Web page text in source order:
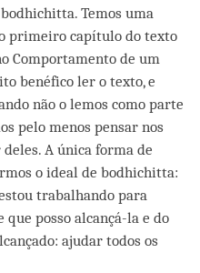
Temos uma
primeiro capítulo do texto
Comportamento de um
benéfico ler o texto, e
não o lemos como parte
pelo menos pensar nos
A única forma de
o ideal de bodhichitta:
trabalhando para
que posso alcançá-la e do
ajudar todos os